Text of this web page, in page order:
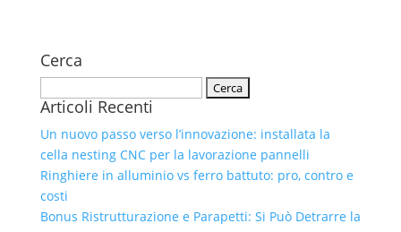
Cerca
per:
Articoli Recenti
Un nuovo passo verso l’innovazione: installata la
cella nesting CNC per la lavorazione pannelli
Ringhiere in alluminio vs ferro battuto: pro, contro e
costi
Bonus Ristrutturazione e Parapetti: Si Può Detrarre la